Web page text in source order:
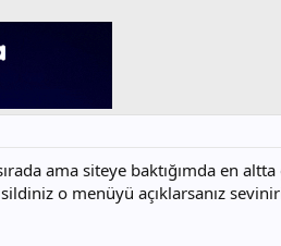
ama siteye baktığımda en
o menüyü açıklarsanız